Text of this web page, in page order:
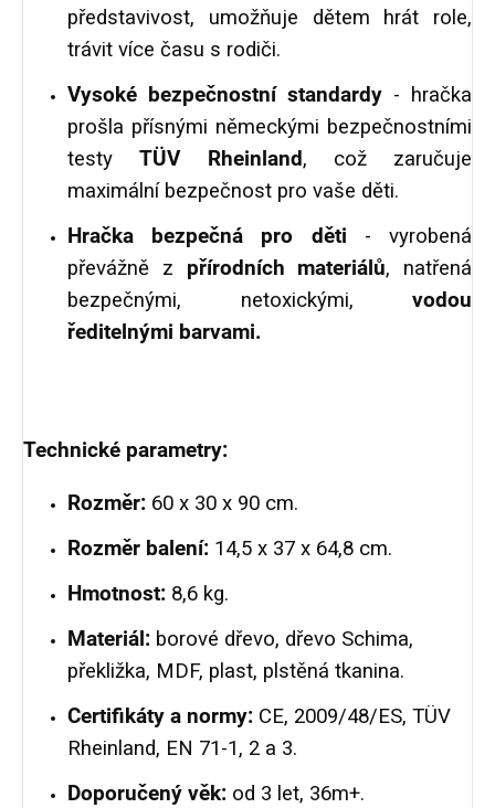
představivost, umožňuje dětem hrát role,
trávit více času s rodiči.
Vysoké bezpečnostní standardy - hračka
prošla přísnými německými bezpečnostními
testyTÜV Rheinland, což zaručuje
maximální bezpečnost pro vaše děti.
Hračka
bezpečná pro děti - vyrobená
převážně z přírodních materiálů,
natřená
bezpečnými, netoxickými, vodou
ředitelnými barvami.
Technické parametry:
Rozměr: 60 x 30 x 90 cm.
Rozměr balení: 14,5 x 37 x 64,8 cm.
Hmotnost: 8,6 kg.
Materiál: borové dřevo, dřevo Schima,
překližka, MDF, plast, plstěná tkanina.
Certifikáty a normy: CE, 2009/48/ES, TÜV
Rheinland, EN 71-1, 2 a 3.
Doporučený věk: od 3 let, 36m+.